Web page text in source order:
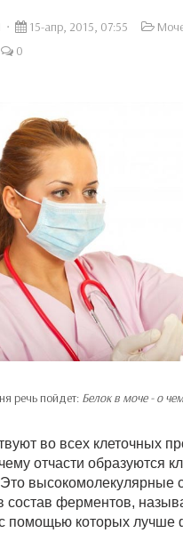
15-апр, 2015, 07:55
0
речь пойдет: Белок в моче - о
во всех клеточных
отчасти образуются
высокомолекулярные
состав ферментов,
помощью которых лучше